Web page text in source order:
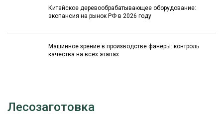
Китайское деревообрабатывающее оборудование:
экспансия на рынок РФ в 2026 году
Машинное зрение в производстве фанеры: контроль
качества на всех этапах
Лесозаготовка